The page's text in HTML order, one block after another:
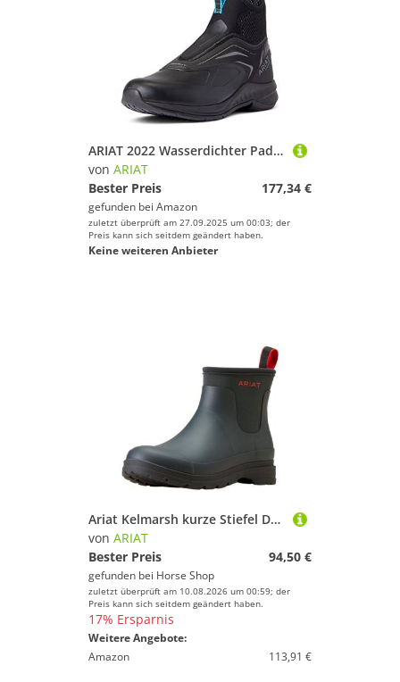
ARIAT 2022 Wasserdichter Paddock-Stiefel Ascent Für Damen 10038285 - Schwarz Footwear UK Size - UK 6
von ARIAT
Bester Preis
177,34 €
gefunden bei Amazon
zuletzt überprüft am 27.09.2025 um 00:03; der
Preis kann sich seitdem geändert haben.
Keine weiteren Anbieter
Ariat Kelmarsh kurze Stiefel Damen
von ARIAT
Bester Preis
94,50 €
gefunden bei Horse Shop
zuletzt überprüft am 10.08.2026 um 00:59; der
Preis kann sich seitdem geändert haben.
17% Ersparnis
Weitere Angebote:
Amazon
113,91 €